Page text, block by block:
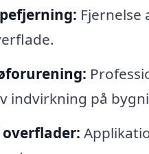
indvirkning på